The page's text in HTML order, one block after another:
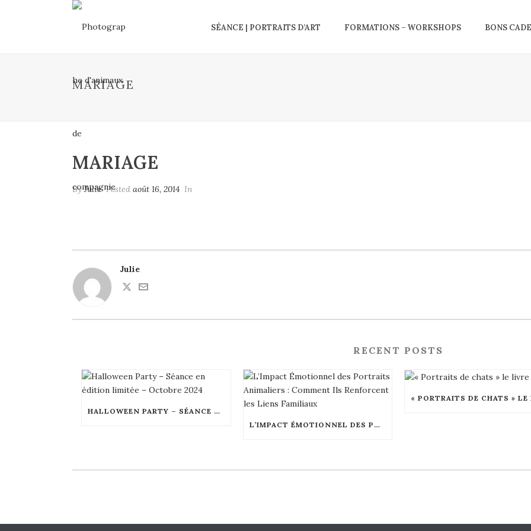
SÉANCE | PORTRAITS D’ART FORMATIONS – WORKSHOPS BONS
MARIAGE
MARIAGE
ByJulie Posted août 16, 2014 In
Julie
RECENT POSTS
HALLOWEEN PARTY – SÉANCE EN ÉDITION LIMITÉE – OCTOBRE 2024
L’IMPACT ÉMOTIONNEL DES PORTRAITS ANIMALIERS : COMMENT ILS RENFORCENT LES LIENS FAMILIAUX